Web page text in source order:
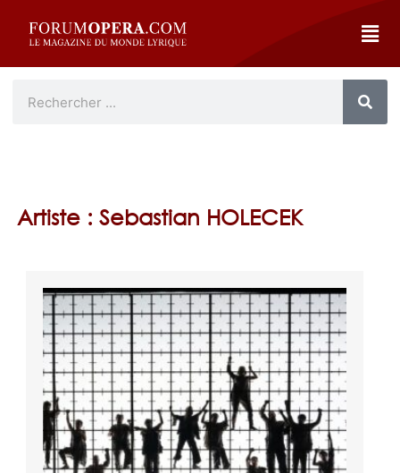
Artiste : Sebastian HOLECEK